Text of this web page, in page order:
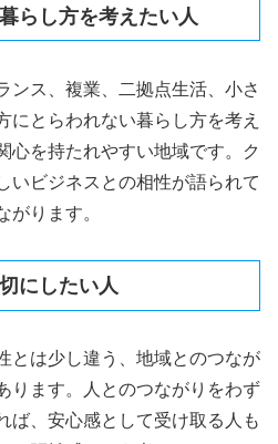
らし方を考えたい人
ンス、複業、二拠点生活、小さ
にとらわれない暮らし方を考え
心を持たれやすい地域です。ク
いビジネスとの相性が語られて
がります。
にしたい人
とは少し違う、地域とのつなが
ります。人とのつながりをわず
ば、安心感として受け取る人も